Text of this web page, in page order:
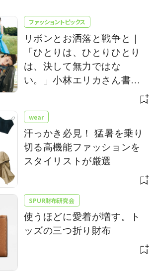
ファッショントピックス
リボンとお洒落と戦争と｜
「ひとりは、ひとりひとり
は、決して無力ではな
い。」小林エリカさん書き
wear
汗っかき必見！ 猛暑を乗り
切る高機能ファッションを
スタイリストが厳選
SPUR財布研究会
使うほどに愛着が増す。ト
ッズの三つ折り財布